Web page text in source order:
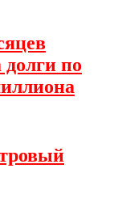
по